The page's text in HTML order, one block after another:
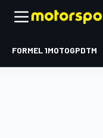
FORMEL 1MOTOGPDTM